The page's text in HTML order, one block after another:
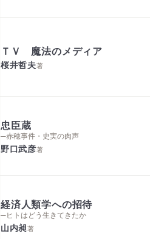
ＴＶ 魔法のメディア
桜井哲夫著
忠臣蔵
─赤穂事件・史実の肉声
野口武彦著
経済人類学への招待
─ヒトはどう生きてきたか
山内昶著